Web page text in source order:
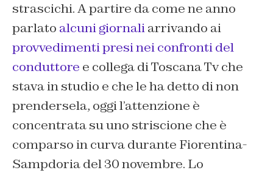
strascichi. A partire da come ne anno
parlato alcuni giornaliarrivando ai
provvedimenti presi nei confronti del
conduttore e collega di Toscana Tv che
stava in studio e che le ha detto di non
prendersela, oggi l’attenzione è
concentrata su uno striscione che è
comparso in curva durante Fiorentina-
Sampdoria del 30 novembre. Lo